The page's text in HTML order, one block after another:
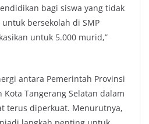
bagi siswa yang tidak
bersekolah di SMP
untuk 5.000 murid,”
antara Pemerintah Provinsi
Tangerang Selatan dalam
terus diperkuat. Menurutnya,